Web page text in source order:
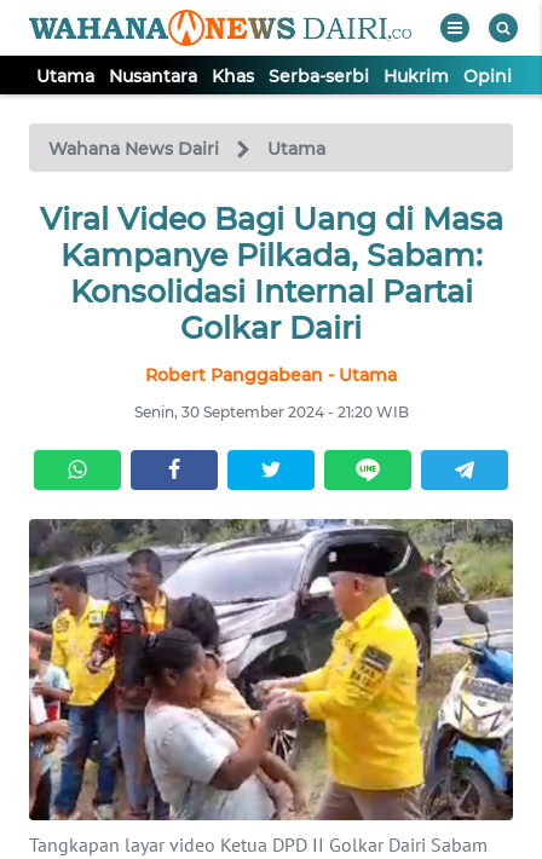
Utama Nusantara Khas Serba-serbi Hukrim Opini
Wahana News Dairi Utama
Viral Video Bagi Uang di Masa
Kampanye Pilkada, Sabam:
Konsolidasi Internal Partai
Golkar Dairi
Robert Panggabean - Utama
Senin, 30 September 2024 - 21:20 WIB
Tangkapan layar video Ketua DPD II Golkar Dairi Sabam
TV
Tutup
UTAMA
NUSANTARA
SERBI
HUKRIM
OPINI
Informasi
INDEKS
BERITA
KONTAK
KAMI